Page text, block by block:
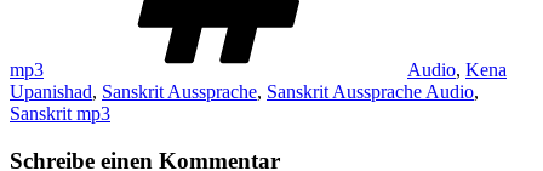
mp3 Audio, Kena
Upanishad, Sanskrit Aussprache, Sanskrit Aussprache Audio,
Sanskrit mp3
Schreibe einen Kommentar